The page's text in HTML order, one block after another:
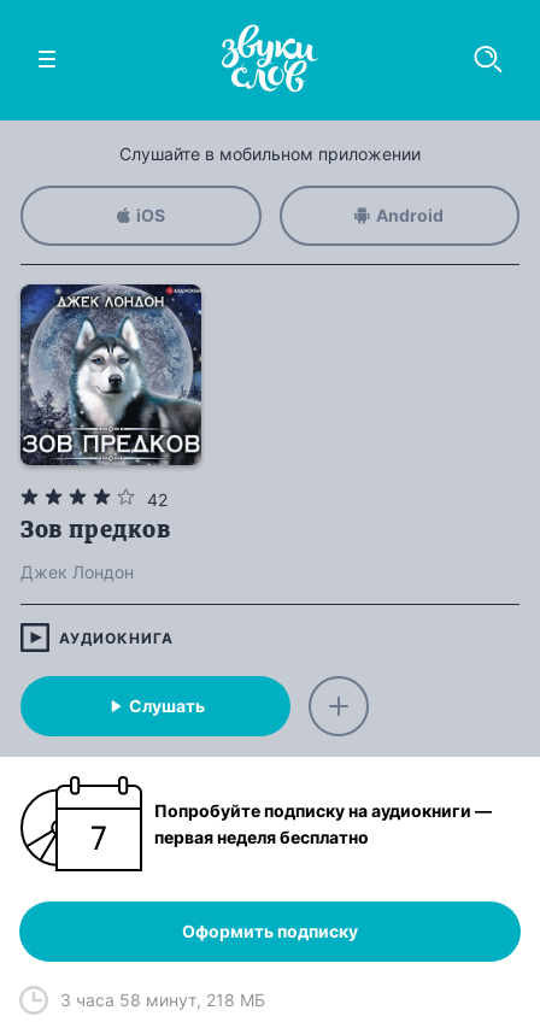
Слушайте в мобильном приложении
iOS Android
42
Зов предков
Джек Лондон
АУДИОКНИГА
Слушать
Попробуйте подписку на аудиокниги —
первая неделя бесплатно
Оформить подписку
3 часа 58 минут, 218 МБ